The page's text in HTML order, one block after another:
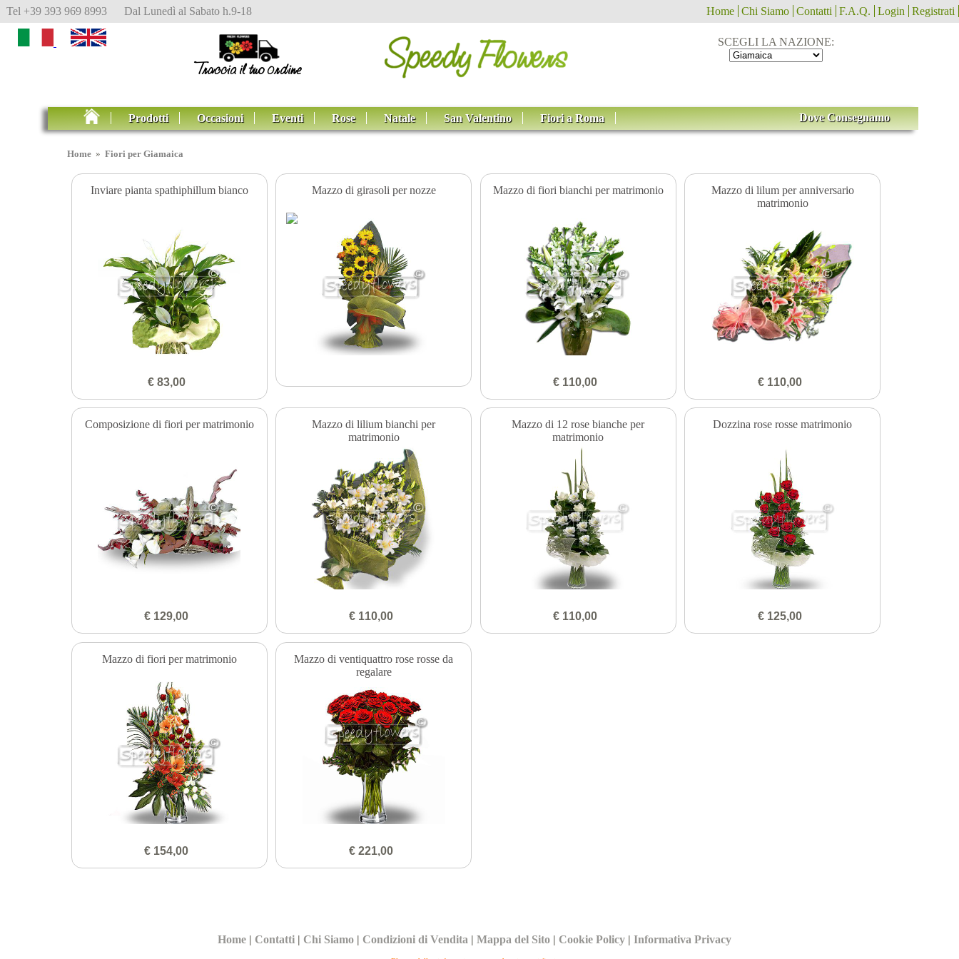
Tel +39 393 969 8993 Dal Lunedì al Sabato h.9-18 Home Chi Siamo Contatti F.A.Q. Login Registrati
SCEGLI LA NAZIONE:
Prodotti Occasioni Eventi Rose Natale San Valentino Fiori a Roma Dove Consegnamo
Home »Fiori per Giamaica
Inviare pianta spathiphillum bianco
€ 83,00
Mazzo di girasoli per nozze Mazzo di fiori bianchi per matrimonio
€ 110,00
Mazzo di lilum per anniversario
matrimonio
€ 110,00
Composizione di fiori per matrimonio
€ 129,00
Mazzo di lilium bianchi per
matrimonio
€ 110,00
Mazzo di 12 rose bianche per
matrimonio
€ 110,00
Dozzina rose rosse matrimonio
€ 125,00
Mazzo di fiori per matrimonio
€ 154,00
Mazzo di ventiquattro rose rosse da
regalare
€ 221,00
Home | Contatti | Chi Siamo | Condizioni di Vendita |Mappa del Sito | Cookie Policy |Informativa Privacy